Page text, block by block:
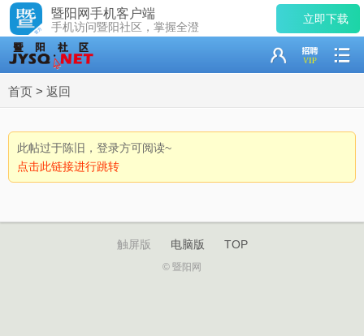
暨阳网手机客户端
手机访问暨阳社区，掌握全澄
立即下载
首页 > 返回
此帖过于陈旧，登录方可阅读~
点击此链接进行跳转
触屏版 电脑版 TOP
© 暨阳网